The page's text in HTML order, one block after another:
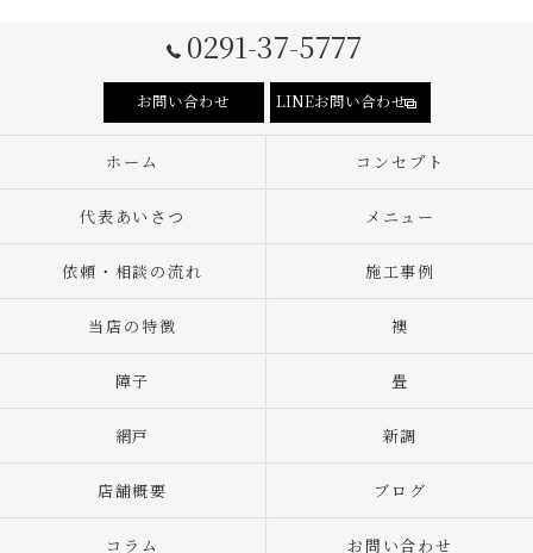
0291-37-5777
お問い合わせ LINEお問い合わせ
ホーム コンセプト
代表あいさつ メニュー
依頼・相談の流れ 施工事例
当店の特徴 襖
障子 畳
網戸 新調
店舗概要 ブログ
コラム お問い合わせ